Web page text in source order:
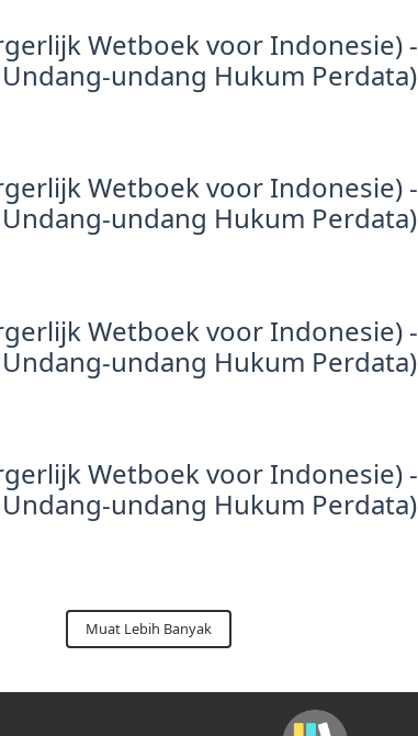
Wetboek voor Indonesie) -
undang Hukum Perdata)
Wetboek voor Indonesie) -
undang Hukum Perdata)
Wetboek voor Indonesie) -
undang Hukum Perdata)
Wetboek voor Indonesie) -
undang Hukum Perdata)
Muat Lebih Banyak